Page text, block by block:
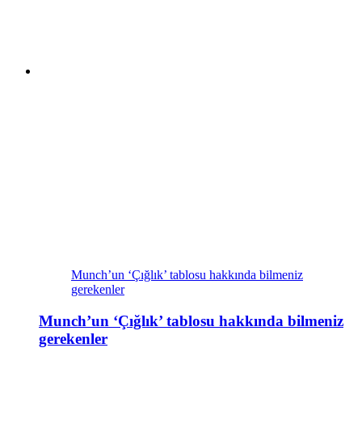
Munch’un ‘Çığlık’ tablosu hakkında bilmeniz
gerekenler
Munch’un ‘Çığlık’ tablosu hakkında bilmeniz
gerekenler